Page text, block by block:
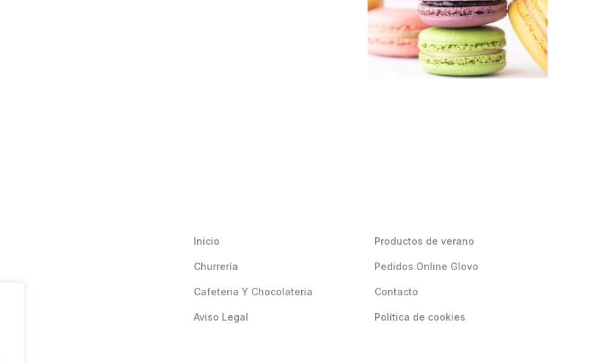
Inicio
Churrería
Cafeteria Y Chocolateria
Aviso Legal
Productos de verano
Pedidos Online Glovo
Contacto
Política de cookies